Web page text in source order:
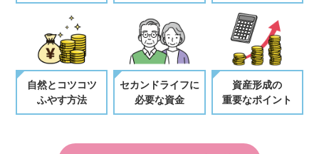
自然とコツコツ
ふやす方法
セカンドライフに
必要な資金
資産形成の
重要なポイント